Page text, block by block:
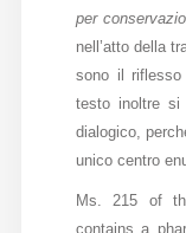
per
nell’atto della
sono il riflesso
testo inoltre si
dialogico,
unico centro
Ms. 215 of
contains a